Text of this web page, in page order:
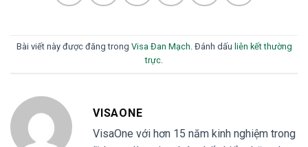
Bài viết này được đăng trong Visa Đan Mạch . Đánh dấu liên kết thường
trực
VISAONE
VisaOne với hơn 15 năm kinh nghiệm trong